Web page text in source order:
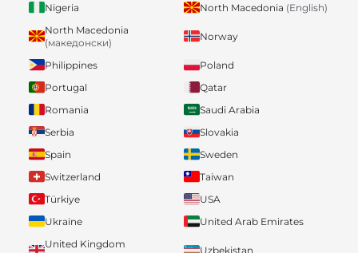
Nigeria
North Macedonia (English)
North Macedonia
(македонски)
Norway
Philippines
Poland
Portugal
Qatar
Romania
Saudi Arabia
Serbia
Slovakia
Spain
Sweden
Switzerland
Taiwan
Türkiye
USA
Ukraine
United Arab Emirates
United Kingdom
Uzbekistan